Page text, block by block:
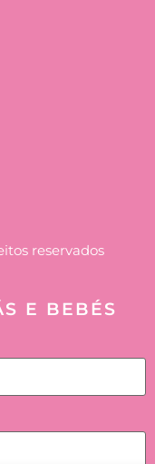
reservados
E BEBÉS